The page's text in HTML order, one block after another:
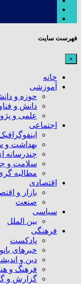
فهرست سایت
×
خانه
آموزشی
حوزه و
دانش و
علمی و
اجتماعی
بهداشت و
چندرسانه
سلامت و
مطالبه
اقتصادی
بازار و
صنعت
سیاسی
بین الملل
فرهنگی
پادکست
خبرهای
دین و
فرهنگ و
گزارش و